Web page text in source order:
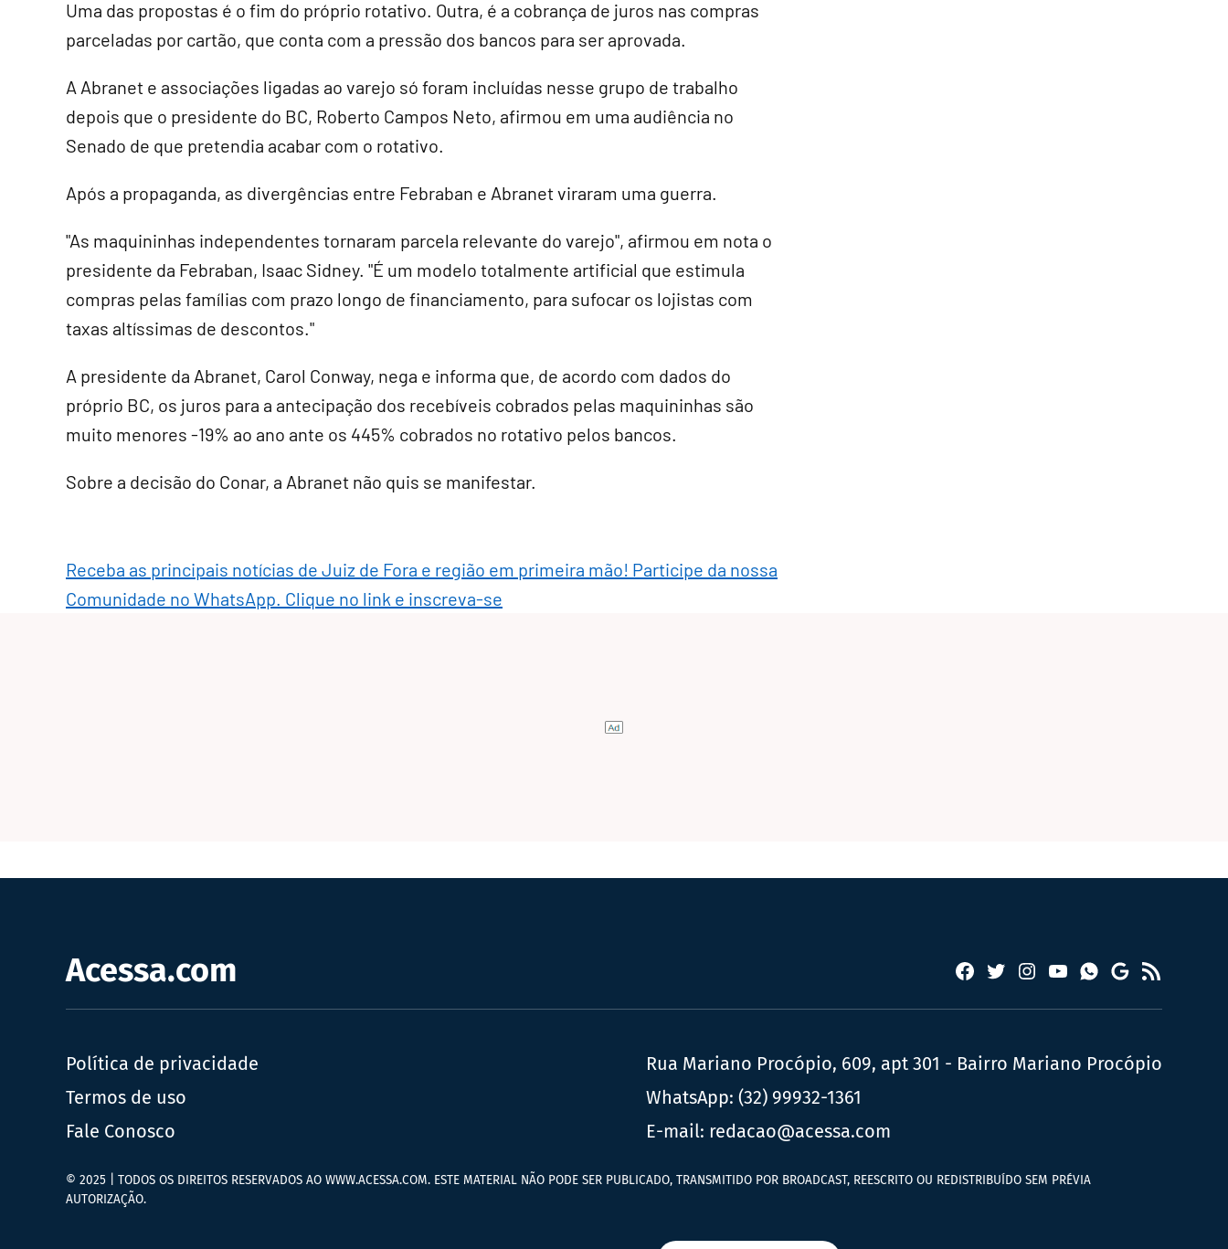
Uma das propostas é o fim do próprio rotativo. Outra, é a cobrança de juros nas compras
parceladas por cartão, que conta com a pressão dos bancos para ser aprovada.
A Abranet e associações ligadas ao varejo só foram incluídas nesse grupo de trabalho
depois que o presidente do BC, Roberto Campos Neto, afirmou em uma audiência no
Senado de que pretendia acabar com o rotativo.
Após a propaganda, as divergências entre Febraban e Abranet viraram uma guerra.
"As maquininhas independentes tornaram parcela relevante do varejo", afirmou em nota o
presidente da Febraban, Isaac Sidney. "É um modelo totalmente artificial que estimula
compras pelas famílias com prazo longo de financiamento, para sufocar os lojistas com
taxas altíssimas de descontos."
A presidente da Abranet, Carol Conway, nega e informa que, de acordo com dados do
próprio BC, os juros para a antecipação dos recebíveis cobrados pelas maquininhas são
muito menores -19% ao ano ante os 445% cobrados no rotativo pelos bancos.
Sobre a decisão do Conar, a Abranet não quis se manifestar.
Receba as principais notícias de Juiz de Fora e região em primeira mão! Participe da nossa
Comunidade no WhatsApp. Clique no link e inscreva-se
Acessa.com Facebook
TwitterInstagram
YouTubeWhatsapp
Google
News
RSS
Política de privacidade
Termos de uso
Fale Conosco
Rua Mariano Procópio, 609, apt 301 - Bairro Mariano Procópio
WhatsApp: (32) 99932-1361
E-mail: redacao@acessa.com
© 2025 | TODOS OS DIREITOS RESERVADOS AO WWW.ACESSA.COM. ESTE MATERIAL NÃO PODE SER PUBLICADO, TRANSMITIDO POR BROADCAST, REESCRITO OU REDISTRIBUÍDO SEM PRÉVIA
AUTORIZAÇÃO.